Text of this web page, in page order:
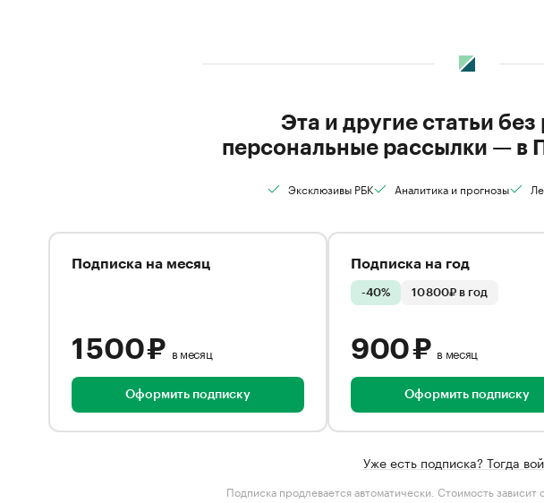
Эта и другие статьи
персональные рассылки — в
Эксклюзивы РБК Аналитика и прогнозы
Подписка на месяц
1 500 ₽ в месяц
Оформить подписку
Подписка на год
-40% 10 800₽ в год
900 ₽ в месяц
Оформить подписку
Уже есть подписка? Тогда
Подписка продлевается автоматически. Стоимость зависит